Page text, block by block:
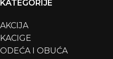
KATEGORIJE
AKCIJA
KACIGE
ODEĆA I OBUĆA